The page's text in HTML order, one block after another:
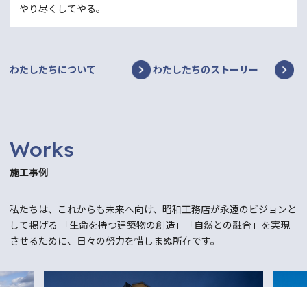
やり尽くしてやる。
わたしたちについて わたしたちのストーリー
Works
施工事例
私たちは、これからも未来へ向け、昭和工務店が永遠のビジョンと
して掲げる
「生命を持つ建築物の創造」「自然との融合」を実現
させるために、日々の努力を惜しまぬ所存です。